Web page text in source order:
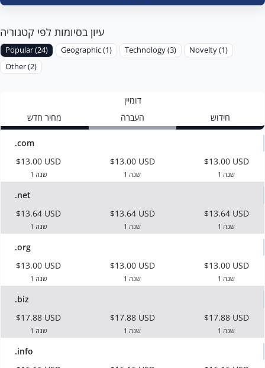
עיון בסיומות לפי קטגוריה
Popular (24) Geographic (1) Technology (3)
Novelty (1)
Other (2)
דומיין
מחיר חדש
העברה חידוש
.com
$13.00 USD
1 שנה
$13.00 USD
1 שנה
$13.00 USD
1 שנה
.net
$13.64 USD
1 שנה
$13.64 USD
1 שנה
$13.64 USD
1 שנה
.org
$13.00 USD
1 שנה
$13.00 USD
1 שנה
$13.00 USD
1 שנה
.biz
$17.88 USD
1 שנה
$17.88 USD
1 שנה
$17.88 USD
1 שנה
.info